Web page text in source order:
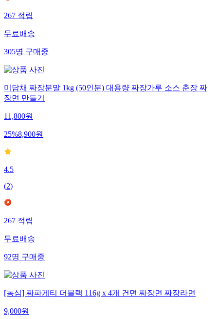
267적립
무료배송
305명구매중
미담채 짜장분말 1kg (50인분) 대용량 짜장가루 소스 춘장 짜
장면 만들기
11,800원
25%8,900원
4.5
(2)
267적립
무료배송
92명구매중
[농심] 짜파게티 더블랙 116g x 4개 건면 짜장면 짜장라면
9,000원